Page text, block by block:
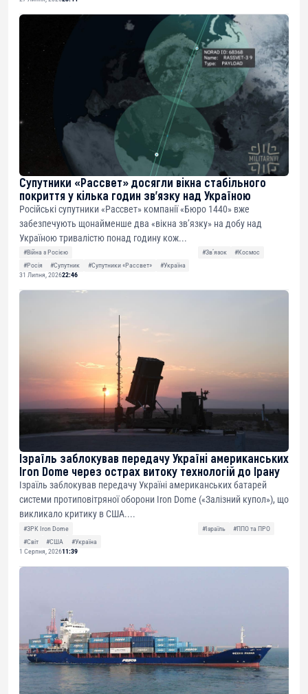
Супутники «Рассвет» досягли вікна стабільного
покриття у кілька годин зв’язку над Україною
Російські супутники «Рассвет» компанії «Бюро 1440» вже
забезпечують щонайменше два «вікна зв’язку» на добу над
Україною тривалістю понад годину кож...
#Війна з Росією #Звʼязок
#Космос
#Росія
#Супутник #Супутники «Рассвет»
#Україна
31 Липня, 202622:46
Ізраїль заблокував передачу Україні американських
Iron Dome через острах витоку технологій до Ірану
Ізраїль заблокував передачу Україні американських батарей
системи протиповітряної оборони Iron Dome («Залізний купол»), що
викликало критику в США....
#ЗРК Iron Dome #Ізраїль
#ППО та ПРО
#Світ
#США
#Україна
1 Серпня, 202611:39